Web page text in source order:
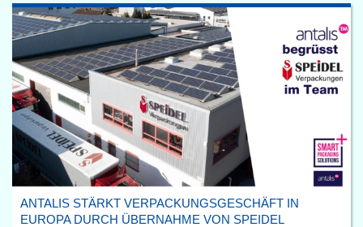
ANTALIS STÄRKT VERPACKUNGSGESCHÄFT IN
EUROPA DURCH ÜBERNAHME VON SPEIDEL